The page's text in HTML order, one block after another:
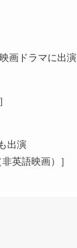
画ドラマに出演
出演
英語映画）］